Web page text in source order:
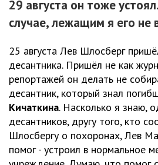
29 августа он тоже
случае, лежащим я его не
25 августа Лев Шлосберг
десантника. Пришёл не как
репортажей он делать не
десантник, который знал
Кичаткина. Насколько я знаю,
десантников, другу того, кто
Шлосбергу о похоронах, Лев
помог - устроил в нормальное